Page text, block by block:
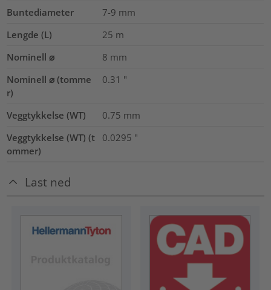
Buntediameter 7-9 mm
Lengde (L)
25 m
Nominell ⌀
8 mm
Nominell ⌀ (tomme
r)
0.31 "
Veggtykkelse (WT) 0.75 mm
Veggtykkelse (WT) (t
ommer)
0.0295 "
Last ned